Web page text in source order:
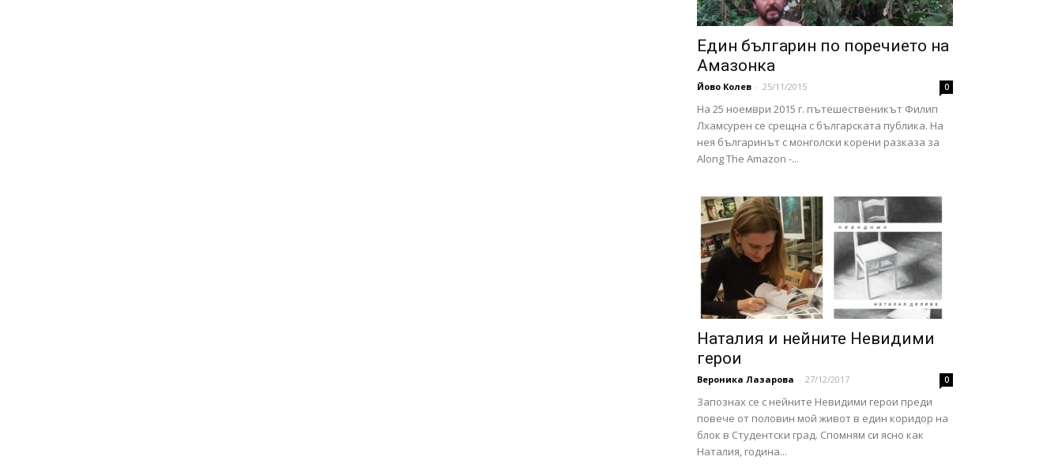
Един българин по поречието на
Амазонка
Йово Колев - 25/11/2015 0
На 25 ноември 2015 г. пътешественикът Филип
Лхамсурен се срещна с българската публика. На
нея българинът с монголски корени разказа за
Along The Amazon -...
Наталия и нейните Невидими
герои
Вероника Лазарова - 27/12/2017 0
Запознах се с нейните Невидими герои преди
повече от половин мой живот в един коридор на
блок в Студентски град. Спомням си ясно как
Наталия, година...